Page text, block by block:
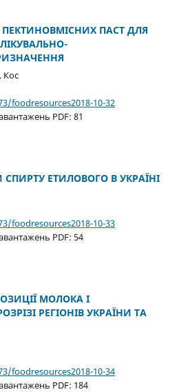
ПЕКТИНОВМІСНИХ ПАСТ ДЛЯ
Кос
foodresources2018-10-32
PDF: 81
СПИРТУ ЕТИЛОВОГО В УКРАЇНІ
foodresources2018-10-33
PDF: 54
МОЛОКА І
РЕГІОНІВ УКРАЇНИ ТА
foodresources2018-10-34
PDF: 184